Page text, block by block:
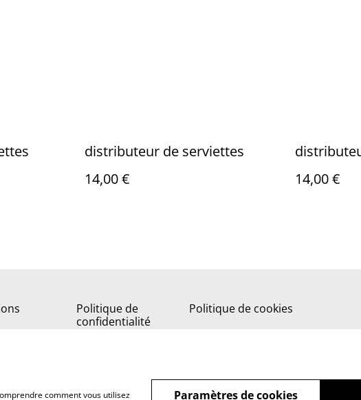
distributeur de serviettes
14,00 €
14,00 €
Politique de
confidentialité
Politique de cookies
comment vous utilisez Paramètres de cookies